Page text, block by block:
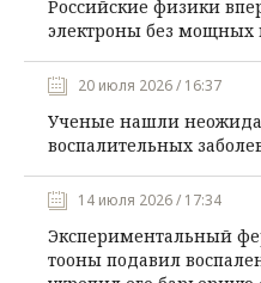
Российские физики
электроны без мощных
20 июля 2026 / 16:37
Ученые нашли
воспалительных
14 июля 2026 / 17:34
Экспериментальный
тооны подавил